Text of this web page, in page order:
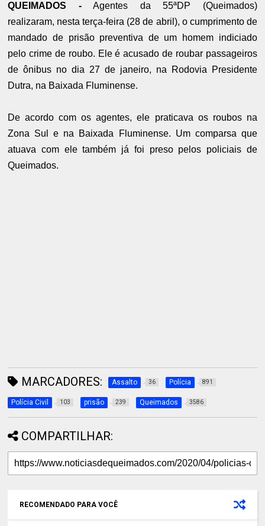
QUEIMADOS -Agentes da 55ªDP (Queimados)
realizaram, nesta terça-feira (28 de abril), o cumprimento de
mandado de prisão preventiva de um homem indiciado
pelo crime de roubo. Ele é acusado de roubar passageiros
de ônibus no dia 27 de janeiro, na Rodovia Presidente
Dutra, na Baixada Fluminense.
De acordo com os agentes, ele praticava os roubos na
Zona Sul e na Baixada Fluminense. Um comparsa que
atuava com ele também já foi preso pelos policiais de
Queimados.
MARCADORES: Assalto 36 Polícia 891
Polícia Civil 103 prisão 239 Queimados 3586
COMPARTILHAR:
RECOMENDADO PARA VOCÊ